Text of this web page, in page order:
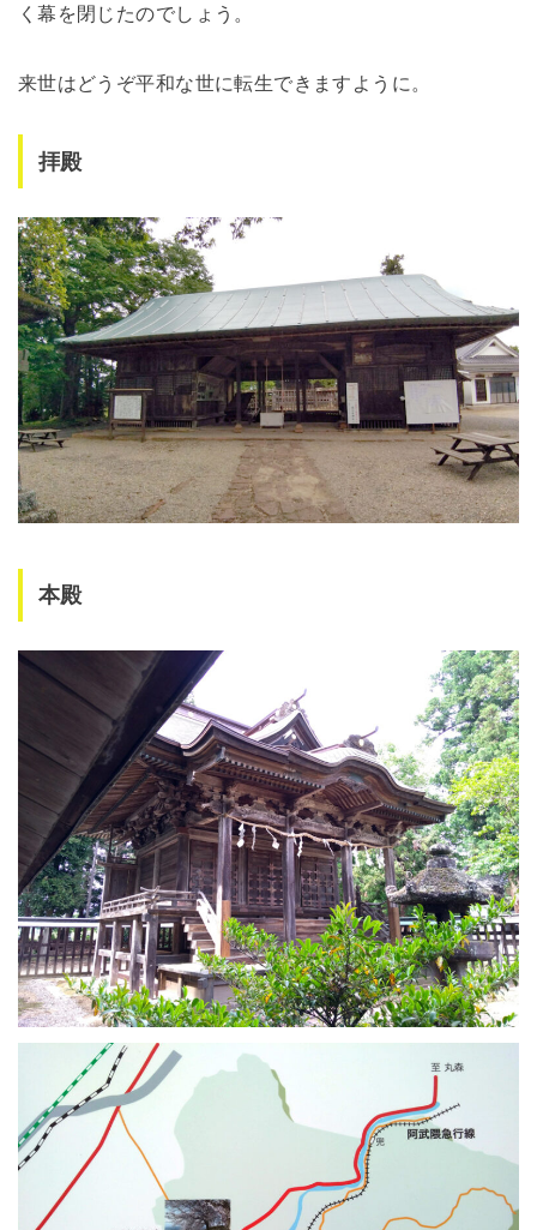
く幕を閉じたのでしょう。
来世はどうぞ平和な世に転生できますように。
拝殿
本殿